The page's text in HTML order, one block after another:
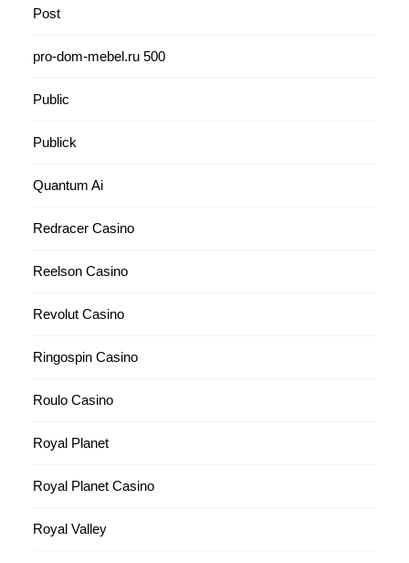
Post
pro-dom-mebel.ru 500
Public
Publick
Quantum Ai
Redracer Casino
Reelson Casino
Revolut Casino
Ringospin Casino
Roulo Casino
Royal Planet
Royal Planet Casino
Royal Valley